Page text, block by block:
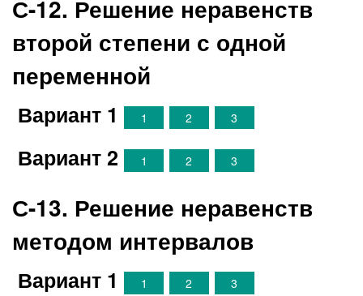
С-12. Решение неравенств
второй степени с одной
переменной
Вариант 1 1 2 3
Вариант 2 1 2 3
С-13. Решение неравенств
методом интервалов
Вариант 1 1 2 3